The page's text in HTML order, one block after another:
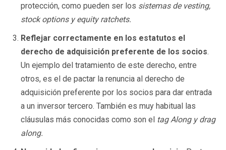
protección, como pueden ser los sistemas de vesting,
stock options y equity ratchets.
Reflejar correctamente en los estatutos el
derecho de adquisición preferente de los socios.
Un ejemplo del tratamiento de este derecho, entre
otros, es el de pactar la renuncia al derecho de
adquisición preferente por los socios para dar entrada
a un inversor tercero. También es muy habitual las
cláusulas más conocidas como son el tag Along y drag
along.